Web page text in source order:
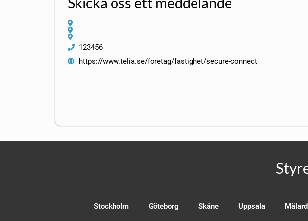
123456
https://www.telia.se/foretag/fastighet/secure-connect
Stockholm Göteborg Skåne Uppsala